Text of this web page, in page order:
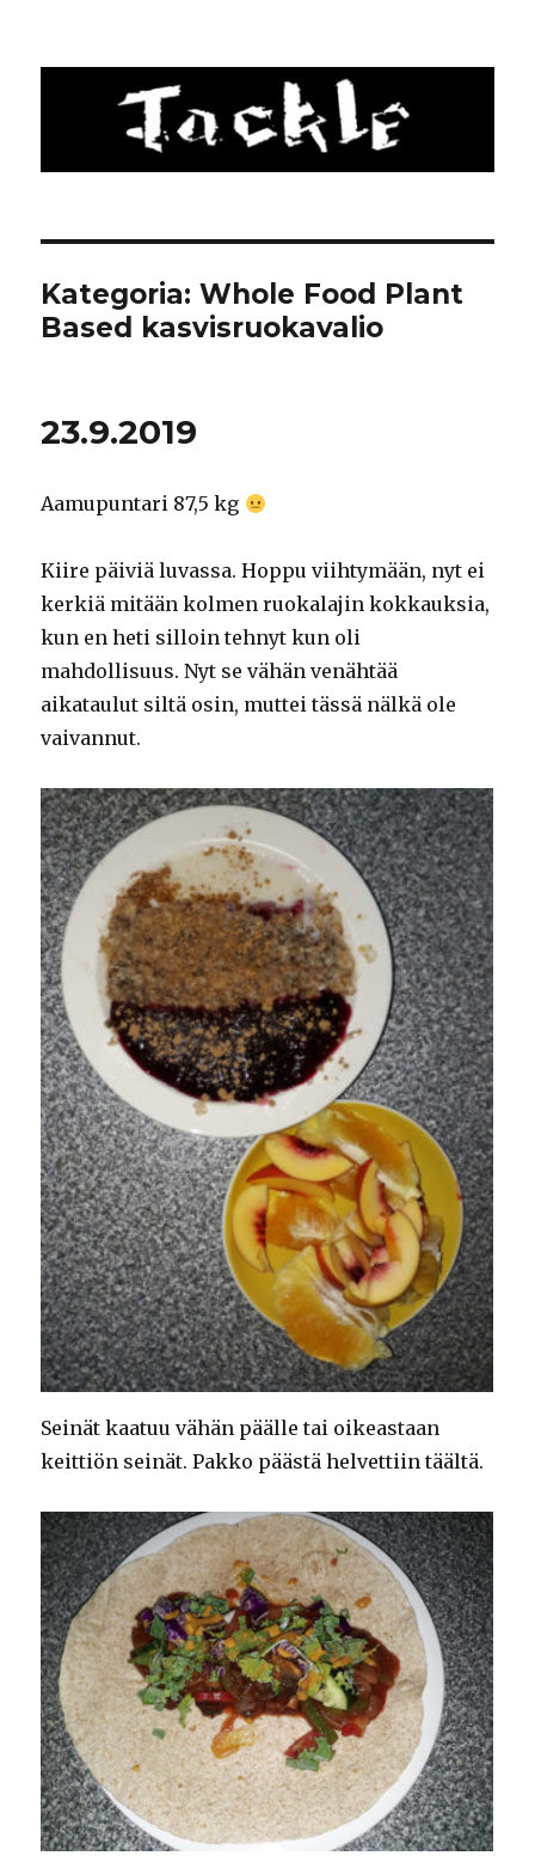
Tackle
Kategoria: Whole Food Plant
Based kasvisruokavalio
23.9.2019
Aamupuntari 87,5 kg
Kiire päiviä luvassa. Hoppu viihtymään, nyt ei
kerkiä mitään kolmen ruokalajin kokkauksia,
kun en heti silloin tehnyt kun oli
mahdollisuus. Nyt se vähän venähtää
aikataulut siltä osin, muttei tässä nälkä ole
vaivannut.
Seinät kaatuu vähän päälle tai oikeastaan
keittiön seinät. Pakko päästä helvettiin täältä.